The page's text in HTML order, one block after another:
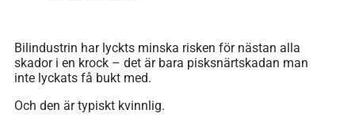
Bilindustrin har lyckts minska risken för nästan alla
skador i en krock – det är bara pisksnärtskadan man
inte lyckats få bukt med.
Och den är typiskt kvinnlig.